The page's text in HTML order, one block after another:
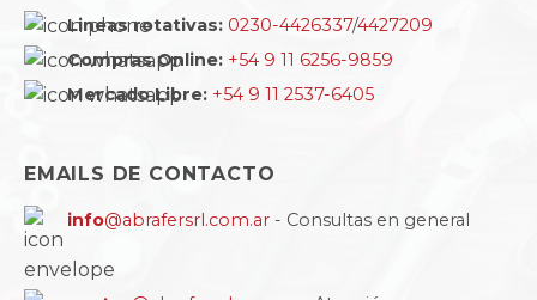
Lineas rotativas: 0230-4426337/4427209
Compras Online: +54 9 11 6256-9859
Mercado Libre: +54 9 11 2537-6405
EMAILS DE CONTACTO
info@abrafersrl.com.ar - Consultas en general